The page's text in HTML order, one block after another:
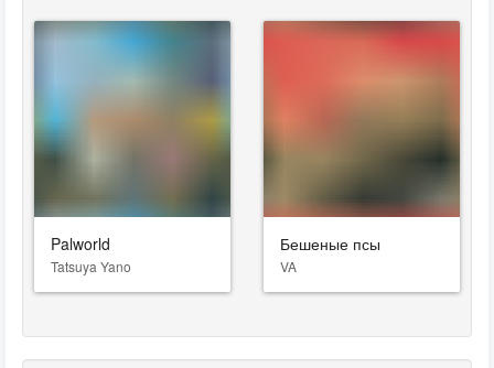
Palworld
Tatsuya Yano
Бешеные псы
VA